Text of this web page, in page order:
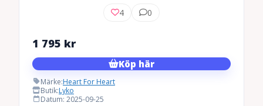
4 0
1 795 kr
Köp här
Märke:Heart For Heart
Butik:Lyko
Datum: 2025-09-25